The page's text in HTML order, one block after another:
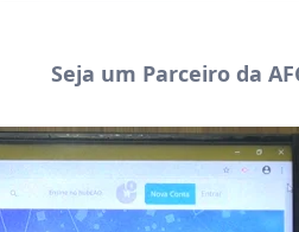
Seja um Parceiro da